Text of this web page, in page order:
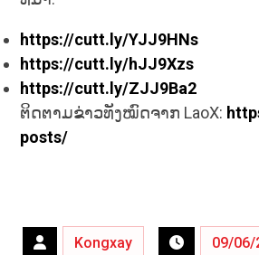
https://cutt.ly/YJJ9HNs
https://cutt.ly/hJJ9Xzs
https://cutt.ly/ZJJ9Ba2
ຕິດຕາມຂ່າວທັງໝົດຈາກ LaoX:
posts/
Kongxay 09/06/